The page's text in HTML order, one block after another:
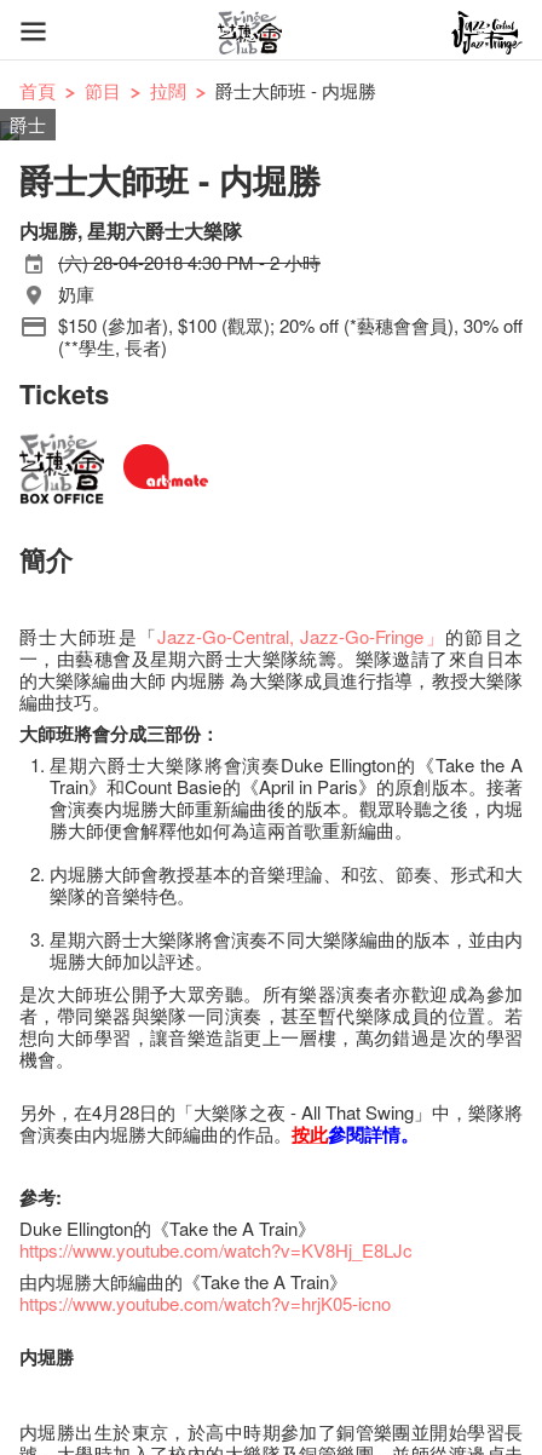
首頁 節目 拉闊
爵士大師班 - 内堀勝
爵士
爵士大師班 - 内堀勝
内堀勝, 星期六爵士大樂隊
(六) 28-04-2018 4:30 PM - 2 小時
奶庫
$150 (參加者), $100 (觀眾); 20% off (*藝穗會會員), 30% off
(**學生, 長者)
Tickets
簡介
爵士大師班是「Jazz-Go-Central, Jazz-Go-Fringe 」 的節目之
一，由藝穗會及星期六爵士大樂隊統籌。樂隊邀請了來自日本
的大樂隊編曲大師 内堀勝 為大樂隊成員進行指導，教授大樂隊
編曲技巧。
大師班將會分成三部份：
星期六爵士大樂隊將會演奏Duke Ellington的《Take the A
Train》和Count Basie的《April in Paris》的原創版本。接著
會演奏内堀勝大師重新編曲後的版本。觀眾聆聽之後，内堀
勝大師便會解釋他如何為這兩首歌重新編曲。
内堀勝大師會教授基本的音樂理論、和弦、節奏、形式和大
樂隊的音樂特色。
星期六爵士大樂隊將會演奏不同大樂隊編曲的版本，並由内
堀勝大師加以評述。
是次大師班公開予大眾旁聽。所有樂器演奏者亦歡迎成為參加
者，帶同樂器與樂隊一同演奏，甚至暫代樂隊成員的位置。若
想向大師學習，讓音樂造詣更上一層樓，萬勿錯過是次的學習
機會。
另外，在4月28日的「大樂隊之夜 - All That Swing」中，樂隊將
會演奏由内堀勝大師編曲的作品。 按此參閱詳情。
參考:
Duke Ellington的《Take the A Train》
https://www.youtube.com/watch?v=KV8Hj_E8LJc
由内堀勝大師編曲的《Take the A Train》
https://www.youtube.com/watch?v=hrjK05-icno
内堀勝
内堀勝出生於東京，於高中時期參加了銅管樂團並開始學習長